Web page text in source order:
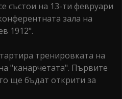
състои на 13-ти февруари
зала на
1912".
тренировката на
"канарчетата". Първите
ще бъдат открити за